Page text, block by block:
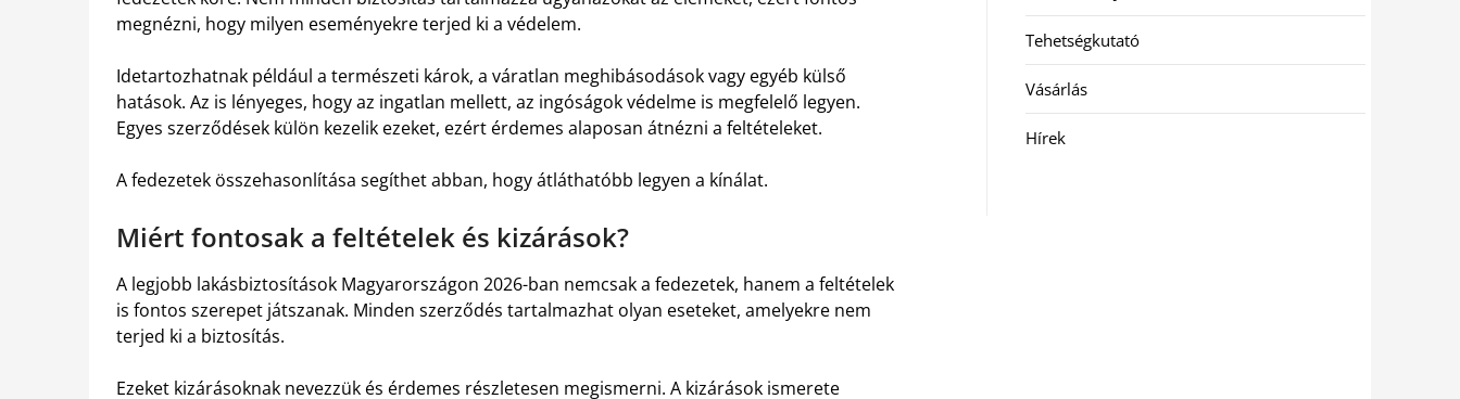
megnézni, hogy milyen eseményekre terjed ki a védelem.
Idetartozhatnak például a természeti károk, a váratlan meghibásodások vagy egyéb külső
hatások. Az is lényeges, hogy az ingatlan mellett, az ingóságok védelme is megfelelő legyen.
Egyes szerződések külön kezelik ezeket, ezért érdemes alaposan átnézni a feltételeket.
A fedezetek összehasonlítása segíthet abban, hogy átláthatóbb legyen a kínálat.
Miért fontosak a feltételek és kizárások?
A legjobb lakásbiztosítások Magyarországon 2026-ban nemcsak a fedezetek, hanem a feltételek
is fontos szerepet játszanak. Minden szerződés tartalmazhat olyan eseteket, amelyekre nem
terjed ki a biztosítás.
Ezeket kizárásoknak nevezzük és érdemes részletesen megismerni. A kizárások ismerete
Tehetségkutató
Vásárlás
Hírek